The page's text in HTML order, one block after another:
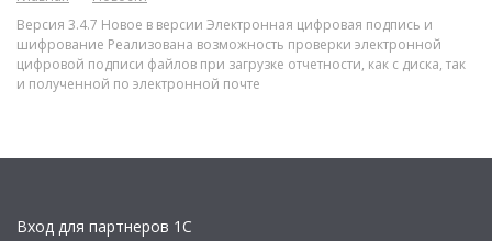
Версия 3.4.7 Новое в версии Электронная цифровая подпись и
шифрование Реализована возможность проверки электронной
цифровой подписи файлов при загрузке отчетности, как с диска, так
и полученной по электронной почте
Вход для партнеров 1С